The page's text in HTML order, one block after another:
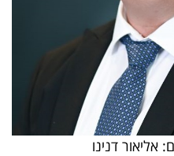
אליאור דנינו